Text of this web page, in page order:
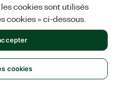
cookies sont utilisés
cookies » ci-dessous.
cookies